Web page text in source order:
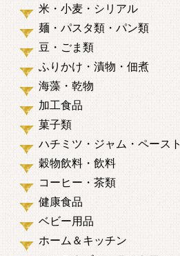
米・小麦・シリアル
麺・パスタ類・パン類
豆・ごま類
ふりかけ・漬物・佃煮
海藻・乾物
加工食品
菓子類
ハチミツ・ジャム・ペースト
穀物飲料・飲料
コーヒー・茶類
健康食品
ベビー用品
ホーム＆キッチン